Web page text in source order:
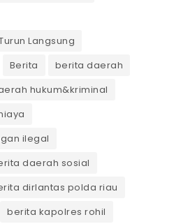
Langsung
Berita
berita daerah
hukum&kriminal
ilegal
daerah sosial
dirlantas polda riau
berita kapolres rohil